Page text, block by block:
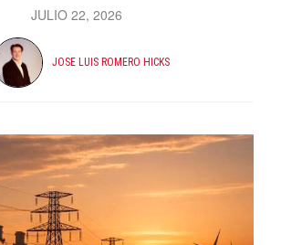
JULIO 22, 2026
JOSE LUIS ROMERO HICKS